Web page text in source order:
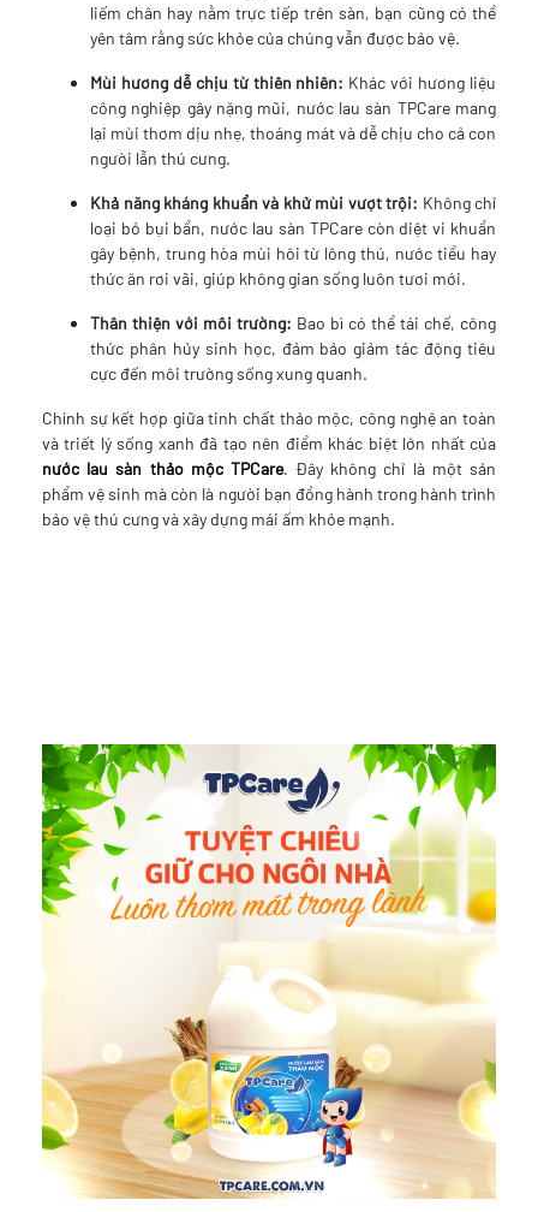
liếm chân hay nằm trực tiếp trên sàn, bạn cũng có thể
yên tâm rằng sức khỏe của chúng vẫn được bảo vệ.
Mùi hương dễ chịu từ thiên nhiên: Khác với hương liệu
công nghiệp gây nặng mũi, nước lau sàn TPCare mang
lại mùi thơm dịu nhẹ, thoáng mát và dễ chịu cho cả con
người lẫn thú cưng.
Khả năng kháng khuẩn và khử mùi vượt trội: Không chỉ
loại bỏ bụi bẩn, nước lau sàn TPCare còn diệt vi khuẩn
gây bệnh, trung hòa mùi hôi từ lông thú, nước tiểu hay
thức ăn rơi vãi, giúp không gian sống luôn tươi mới.
Thân thiện với môi trường: Bao bì có thể tái chế, công
thức phân hủy sinh học, đảm bảo giảm tác động tiêu
cực đến môi trường sống xung quanh.
Chính sự kết hợp giữa tinh chất thảo mộc, công nghệ an toàn
và triết lý sống xanh đã tạo nên điểm khác biệt lớn nhất của
nước lau sàn thảo mộc TPCare. Đây không chỉ là một sản
phẩm vệ sinh mà còn là người bạn đồng hành trong hành trình
bảo vệ thú cưng và xây dựng mái ấm khỏe mạnh.